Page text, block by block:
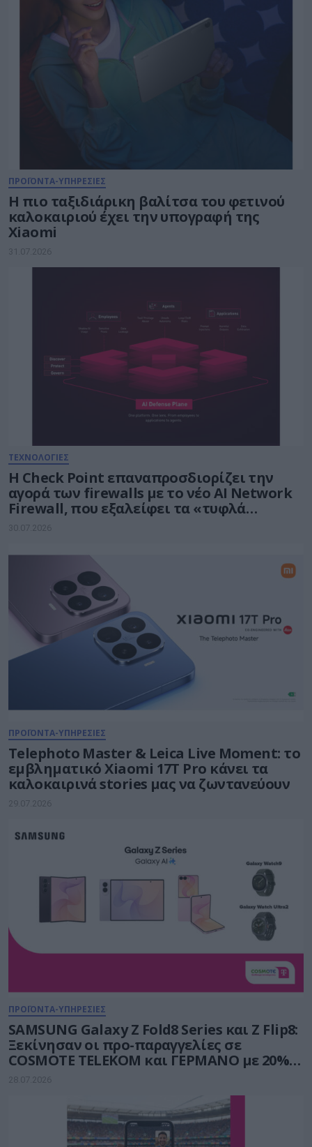
ΠΡΟΪΟΝΤΑ-ΥΠΗΡΕΣΙΕΣ
Η πιο ταξιδιάρικη βαλίτσα του φετινού
καλοκαιριού έχει την υπογραφή της
Xiaomi
31.07.2026
ΤΕΧΝΟΛΟΓΙΕΣ
Η Check Point επαναπροσδιορίζει την
αγορά των firewalls με το νέο AI Network
Firewall, που εξαλείφει τα «τυφλά
σημεία» της Τεχνητής Νοημοσύνης σε
30.07.2026
ΠΡΟΪΟΝΤΑ-ΥΠΗΡΕΣΙΕΣ
Telephoto Master & Leica Live Moment: το
εμβληματικό Xiaomi 17Τ Pro κάνει τα
καλοκαιρινά stories μας να ζωντανεύουν
29.07.2026
ΠΡΟΪΟΝΤΑ-ΥΠΗΡΕΣΙΕΣ
SAMSUNG Galaxy Z Fold8 Series και Ζ Flip8:
Ξεκίνησαν οι προ-παραγγελίες σε
COSMOTE TELEKOM και ΓΕΡΜΑΝΟ με 20%
payzy cashback
28.07.2026